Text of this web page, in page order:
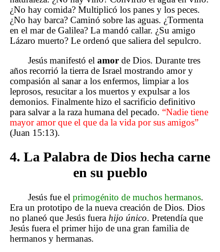
¿No hay comida? Multiplicó los panes y los peces.
¿No hay barca? Caminó sobre las aguas. ¿Tormenta
en el mar de Galilea? La mandó callar. ¿Su amigo
Lázaro muerto? Le ordenó que saliera del sepulcro.
Jesús manifestó elamor de Dios. Durante tres
años recorrió la tierra de Israel mostrando amor y
compasión al sanar a los enfermos, limpiar a los
leprosos, resucitar a los muertos y expulsar a los
demonios. Finalmente hizo el sacrificio definitivo
para salvar a la raza humana del pecado. “Nadie tiene
mayor amor que el que da la vida por sus amigos”
(Juan 15:13).
4. La Palabra de Dios hecha carne
en su pueblo
Jesús fue elprimogénito de muchos hermanos.
Era un prototipo de la nueva creación de Dios. Dios
no planeó que Jesús fuera hijo único. Pretendía que
Jesús fuera el primer hijo de una gran familia de
hermanos y hermanas.